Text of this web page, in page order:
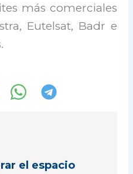
más comerciales
Eutelsat, Badr e
el espacio